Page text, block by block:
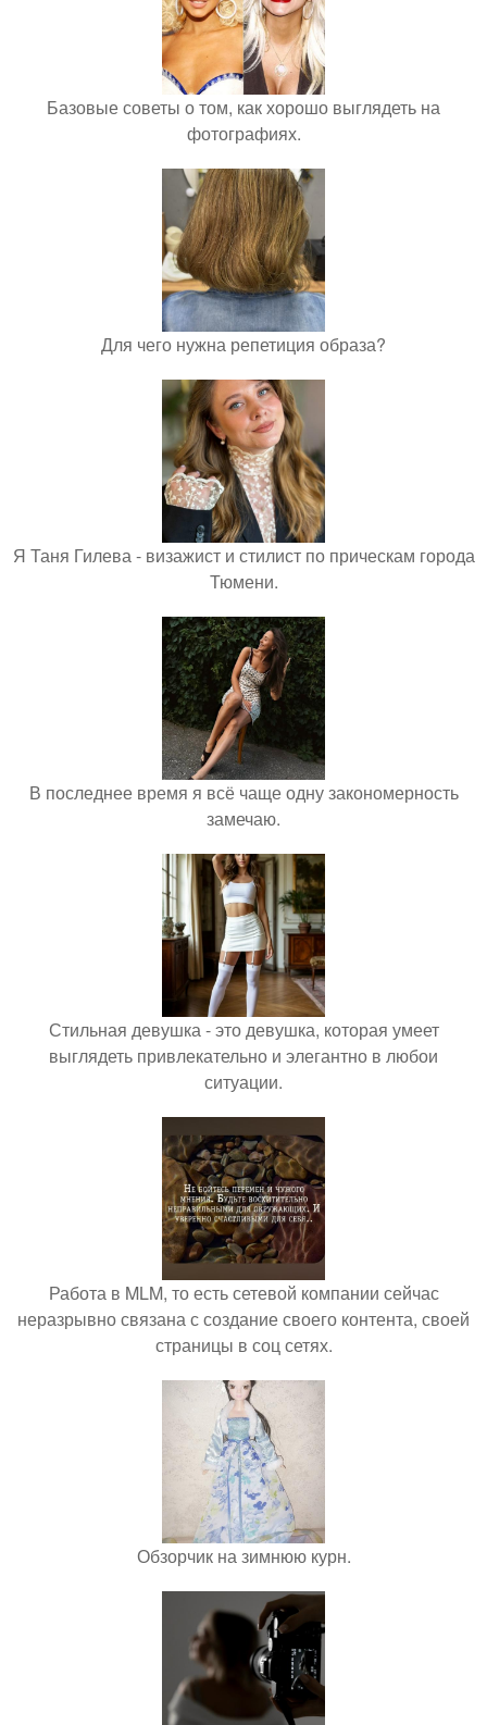
Базовые советы о том, как хорошо выглядеть на
фотографиях.
Для чего нужна репетиция образа?
Я Таня Гилева - визажист и стилист по прическам города
Тюмени.
В последнее время я всё чаще одну закономерность
замечаю.
Стильная девушка - это девушка, которая умеет
выглядеть привлекательно и элегантно в любои
ситуации.
Работа в MLM, то есть сетевой компании сейчас
неразрывно связана с создание своего контента, своей
страницы в соц сетях.
Обзорчик на зимнюю курн.